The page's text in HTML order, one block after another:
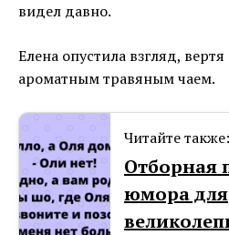
видел давно.
Елена опустила взгляд,
ароматным травяным чаем.
Читайте также:
Отборная
юмора для